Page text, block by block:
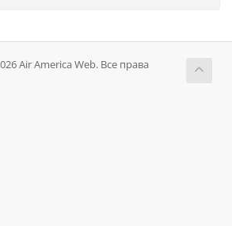
Air America Web. Все права